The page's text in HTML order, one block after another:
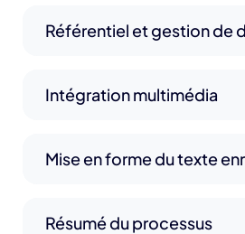
Référentiel et gestion de
Intégration multimédia
Mise en forme du texte
Résumé du processus